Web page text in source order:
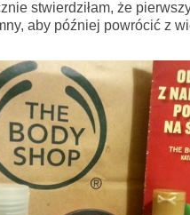
stwierdziłam, że
aby później powrócić z